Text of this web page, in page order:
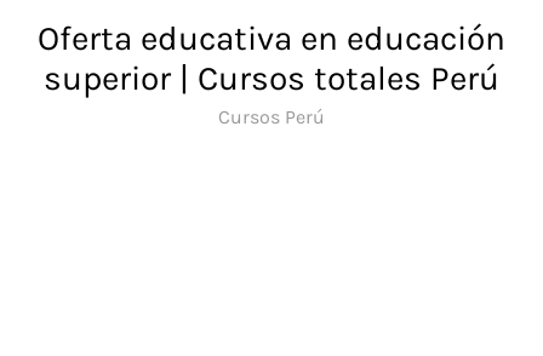
contenido
Oferta educativa en educación
superior | Cursos totales Perú
Cursos Perú